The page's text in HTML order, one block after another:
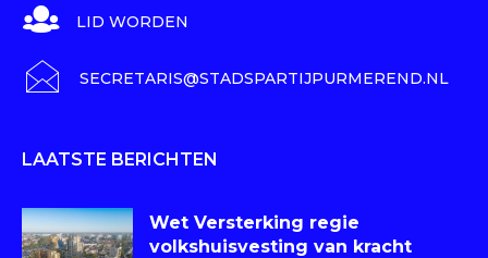
LID WORDEN
SECRETARIS@STADSPARTIJPURMEREND.NL
LAATSTE BERICHTEN
Wet Versterking regie
volkshuisvesting van kracht